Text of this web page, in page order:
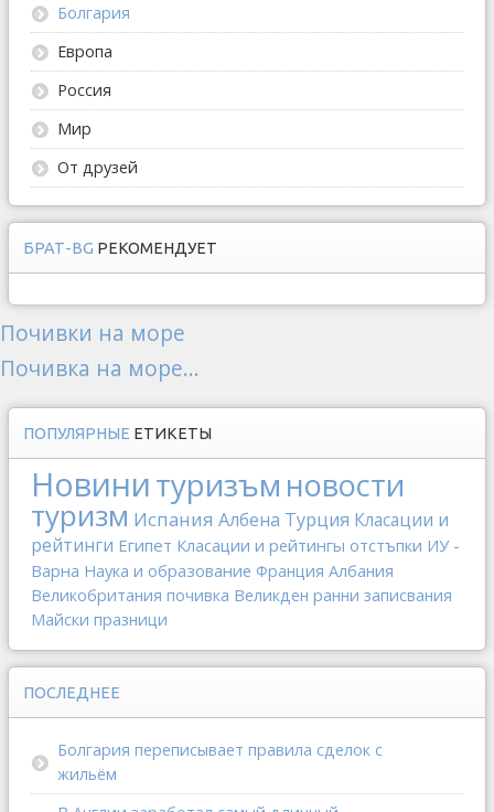
Болгария
Европа
Россия
Мир
От друзей
БРАТ-BG РЕКОМЕНДУЕТ
Почивки на море
Почивка на море...
ПОПУЛЯРНЫЕ ЕТИКЕТЫ
Новинитуризъм новости
туризм Испания Албена Турция Класации и
рейтинги Египет Класации и рейтингы отстъпки ИУ -
Варна Наука и образование Франция Албания
Великобритания почивка Великден ранни записвания
Майски празници
ПОСЛЕДНЕЕ
Болгария переписывает правила сделок с
жильём